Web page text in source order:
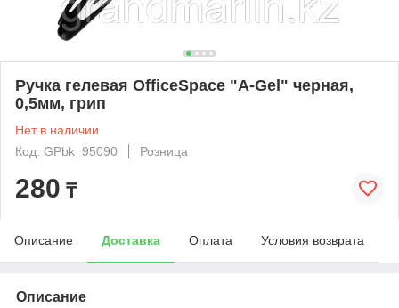
Ручка гелевая OfficeSpace "A-Gel" черная,
0,5мм, грип
Нет в наличии
Код: GPbk_95090
Розница
280 ₸
Описание Доставка Оплата Условия возврата
Описание